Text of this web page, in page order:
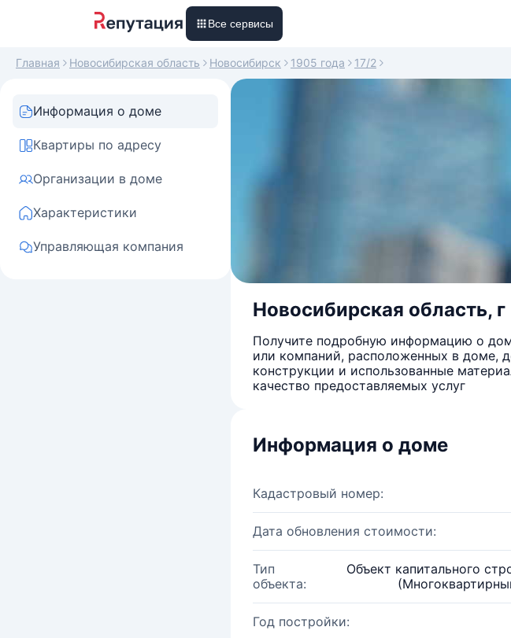
Все сервисы
Главная Новосибирская область Новосибирск 1905 года 17/2
Информация о доме
Квартиры по адресу
Организации в доме
Характеристики
Управляющая компания
Новосибирская область,
Получите подробную информацию о
или компаний, расположенных в доме,
конструкции и использованные
качество предоставляемых услуг
Информация о доме
Кадастровый номер:
Дата обновления стоимости:
Тип
объекта:
Объект капитального
Год постройки: